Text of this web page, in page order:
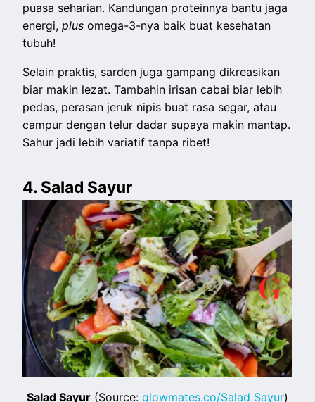
puasa seharian. Kandungan proteinnya bantu jaga
energi,plusomega-3-nya baik buat kesehatan
tubuh!
Selain praktis, sarden juga gampang dikreasikan
biar makin lezat. Tambahin irisan cabai biar lebih
pedas, perasan jeruk nipis buat rasa segar, atau
campur dengan telur dadar supaya makin mantap.
Sahur jadi lebih variatif tanpa ribet!
4. Salad Sayur
Salad Sayur (Source: glowmates.co/Salad Sayur)